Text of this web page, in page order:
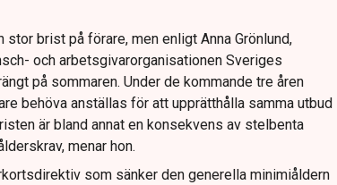
stor brist på förare, men enligt Anna Grönlund,
och arbetsgivarorganisationen Sveriges
på sommaren. Under de kommande tre åren
behöva anställas för att upprätthålla samma utbud
är bland annat en konsekvens av stelbenta
menar hon.
som sänker den generella minimiåldern